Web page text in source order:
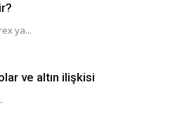
ya...
ve altın ilişkisi